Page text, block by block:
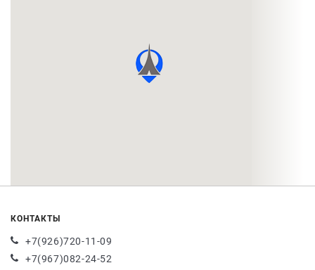
КОНТАКТЫ
+7(926)720-11-09
+7(967)082-24-52